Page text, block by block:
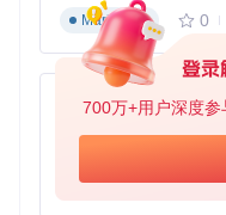
700万+用户深度参
🎯 第二步：编写ABC乐
以下代码，使用"小星星
T:小星星
L:1/4
Markdown
0
py-xiaozhi
Python
0